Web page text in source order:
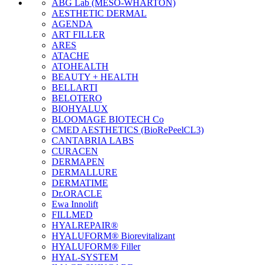
ABG Lab (MESO-WHARTON)
AESTHETIC DERMAL
AGENDA
ART FILLER
ARES
ATACHE
ATOHEALTH
BEAUTY + HEALTH
BELLARTI
BELOTERO
BIOHYALUX
BLOOMAGE BIOTECH Co
CMED AESTHETICS (BioRePeelCL3)
CANTABRIA LABS
CURACEN
DERMAPEN
DERMALLURE
DERMATIME
Dr.ORACLE
Ewa Innolift
FILLMED
НYALREPAIR®
HYALUFORM® Biorevitalizant
HYALUFORM® Filler
HYAL-SYSTEM